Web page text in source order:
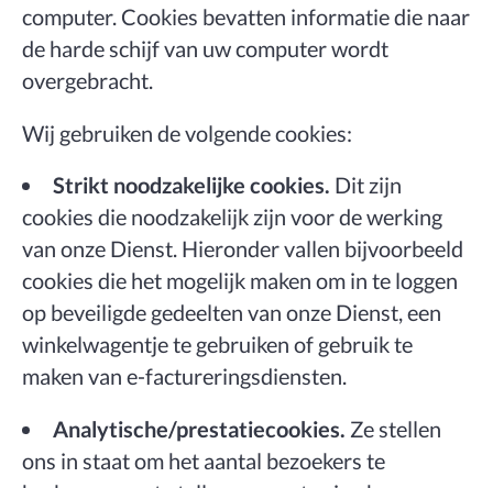
computer. Cookies bevatten informatie die naar
de harde schijf van uw computer wordt
overgebracht.
Wij gebruiken de volgende cookies:
Strikt noodzakelijke cookies. Dit zijn
cookies die noodzakelijk zijn voor de werking
van onze Dienst. Hieronder vallen bijvoorbeeld
cookies die het mogelijk maken om in te loggen
op beveiligde gedeelten van onze Dienst, een
winkelwagentje te gebruiken of gebruik te
maken van e-factureringsdiensten.
Analytische/prestatiecookies. Ze stellen
ons in staat om het aantal bezoekers te